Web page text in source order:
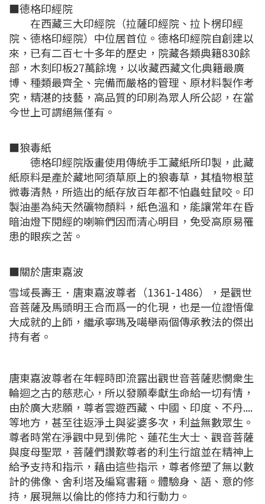
■德格印經院
在西藏三大印經院（拉薩印經院、拉卜楞印經
院、德格印經院）中位居首位。德格印經院自創建以
來，已有二百七十多年的歷史，院藏各類典籍830餘
部，木刻印板27萬餘塊，以收藏西藏文化典籍最廣
博、種類最齊全、完備而嚴格的管理、原材料製作考
究，精湛的技藝，高品質的印刷為眾人所公認，在當
今世上可謂絕無僅有。
■狼毒紙
德格印經院版畫使用傳統手工藏紙所印製，此藏
紙原料是產於藏地阿須草原上的狼毒草，其植物根莖
微毒清熱，所造出的紙存放百年都不怕蟲蛀鼠咬。印
製油墨為純天然礦物顏料，紙色溫和，能讓常年在昏
暗油燈下閱經的喇嘛們因而清心明目，免受高原易罹
患的眼疾之苦。
■關於唐東嘉波
雪域長壽王．唐東嘉波尊者（1361-1486），是觀世
音菩薩及馬頭明王合而爲一的化現，也是一位證悟偉
大成就的上師，繼承寧瑪及噶舉兩個傳承教法的傑出
持有者。
唐東嘉波尊者在年輕時即流露出觀世音菩薩悲憫衆生
輪迴之古的慈悲心，所以發願奉獻生命給一切有情，
由於廣大悲願，尊者雲遊西藏、中國、印度、不丹....
等地方，甚至往返淨土與娑婆多次，利益無數眾生。
尊者時常在淨觀中見到佛陀、蓮花生大士、觀音菩薩
與度母聖眾，菩薩們讚歎尊者的利生行誼並在精神上
給予支持和指示，藉由這些指示，尊者修塑了無以數
計的佛像、舍利塔及編寫書籍。體驗身、語、意的修
持，展現無以倫比的修持力和行動力。